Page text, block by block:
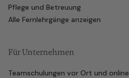
Pflege und Betreuung
Alle Fernlehrgänge anzeigen
Für Unternehmen
Teamschulungen vor Ort und online